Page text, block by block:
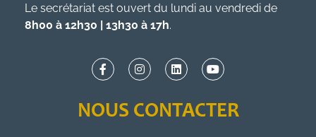
Le secrétariat est ouvert du lundi au vendredi de
8h00 à 12h30 | 13h30 à 17h.
NOUS CONTACTER